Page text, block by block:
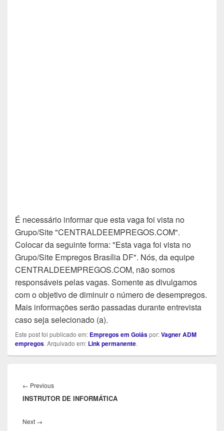
É necessário informar que esta vaga foi vista no
Grupo/Site "CENTRALDEEMPREGOS.COM".
Colocar da seguinte forma: "Esta vaga foi vista no
Grupo/Site Empregos Brasília DF". Nós, da equipe
CENTRALDEEMPREGOS.COM, não somos
responsáveis pelas vagas. Somente as divulgamos
com o objetivo de diminuir o número de desempregos.
Mais informações serão passadas durante entrevista
caso seja selecionado (a).
Este post foi publicado em: Empregos em Goiáspor:Vagner ADM
empregos. Arquivado em: Link permanente.
de
Post
← PreviousPrevious
post:
INSTRUTOR DE INFORMÁTICA
Next →